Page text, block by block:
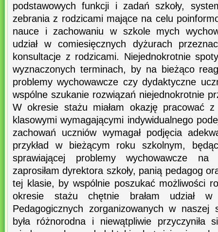
podstawowych funkcji i zadań szkoły,
zebrania z rodzicami mające na celu
nauce i zachowaniu w szkole mych
udział w comiesięcznych dyżurach
konsultacje z rodzicami. Niejednokrotnie
wyznaczonych terminach, by na bieżąco
problemy wychowawcze czy dydaktyczne
wspólne szukanie rozwiązań niejednokrotnie
W okresie stażu miałam okazję pracować z
klasowymi wymagającymi indywidualnego
zachowań uczniów wymagał podjęcia
przykład w bieżącym roku szkolnym,
sprawiającej problemy wychowawcze
zaprosiłam dyrektora szkoły, panią pedagog
tej klasie, by wspólnie poszukać możliwości
okresie stażu chętnie brałam udział w
Pedagogicznych zorganizowanych w naszej
była różnorodna i niewątpliwie przyczyniła